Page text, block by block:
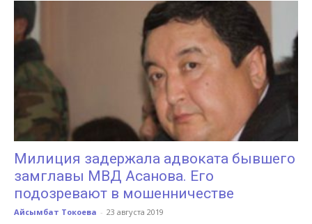
Милиция задержала адвоката бывшего
замглавы МВД Асанова. Его
подозревают в мошенничестве
Айсымбат Токоева - 23 августа 2019